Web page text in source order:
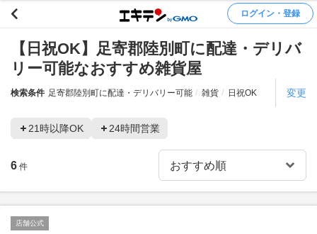
ログイン・登録
【日祝OK】足寄郡陸別町に配達・デリバ
リー可能なおすすめ雑貨屋
検索条件 足寄郡陸別町に配達・デリバリー可能 雑貨 日祝OK 変更
21時以降OK 24時間営業
6 件
店舗公式